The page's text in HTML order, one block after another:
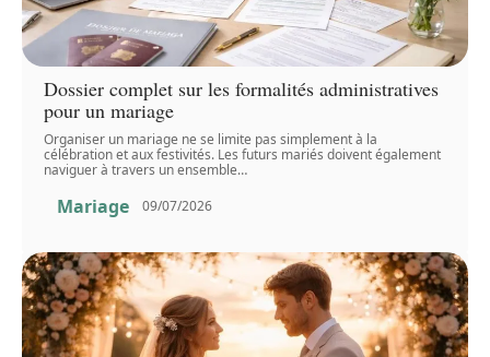
Dossier complet sur les formalités administratives
pour un mariage
Organiser un mariage ne se limite pas simplement à la
célébration et aux festivités. Les futurs mariés doivent également
naviguer à travers un ensemble…
Mariage 09/07/2026